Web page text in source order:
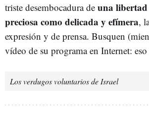
triste desembocadura de una
preciosa como delicada y efímera,
expresión y de prensa. Busquen
vídeo de su programa en Internet:
Los verdugos voluntarios de Israel